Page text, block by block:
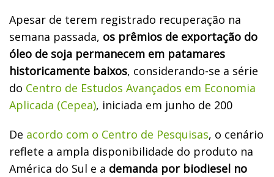
Apesar de terem registrado recuperação na
semana passada, os prêmios de exportação do
óleo de soja permanecem em patamares
historicamente baixos, considerando-se a série
do Centro de Estudos Avançados em Economia
Aplicada (Cepea), iniciada em junho de 200
De acordo com o Centro de Pesquisas, o cenário
reflete a ampla disponibilidade do produto na
América do Sul e a demanda por biodiesel no